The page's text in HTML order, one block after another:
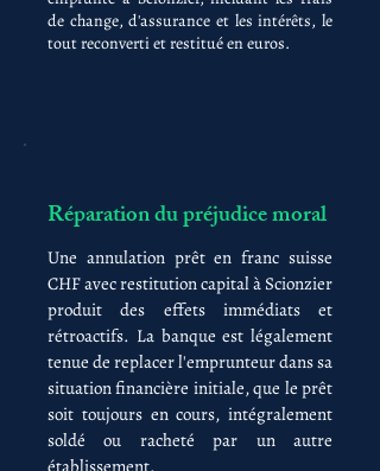
de change, d'assurance et les intérêts, le
tout reconverti et restitué en euros.
Réparation du préjudice moral
Une annulation prêt en franc suisse
CHF avec restitution capital à Scionzier
produit des effets immédiats et
rétroactifs. La banque est légalement
tenue de replacer l'emprunteur dans sa
situation financière initiale, que le prêt
soit toujours en cours, intégralement
soldé ou racheté par un autre
établissement.